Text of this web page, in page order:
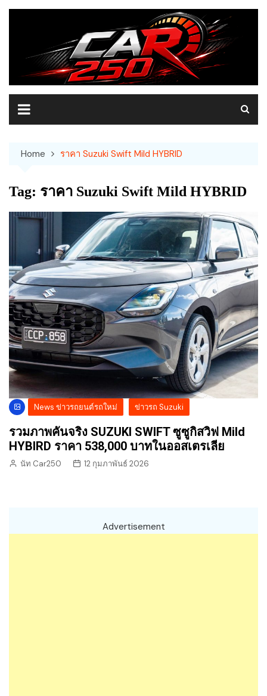
Skip
Home ราคา Suzuki Swift Mild HYBRID
Tag: ราคา Suzuki Swift Mild HYBRID
News ข่าวรถยนต์รถใหม่ ข่าวรถ Suzuki
รวมภาพคันจริง SUZUKI SWIFT ซูซูกิสวิฟ Mild
HYBIRD ราคา 538,000 บาทในออสเตรเลีย
นัท Car250 12 กุมภาพันธ์ 2026
Advertisement